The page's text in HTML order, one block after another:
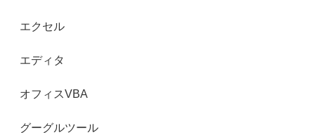
エクセル
エディタ
オフィスVBA
グーグルツール